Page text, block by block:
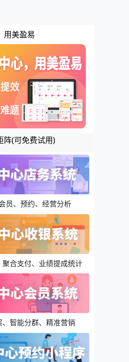
用美盈易
阵(可免费试用)
员、预约、经营分析
聚合支付、业绩提成统计
、智能分群、精准营销